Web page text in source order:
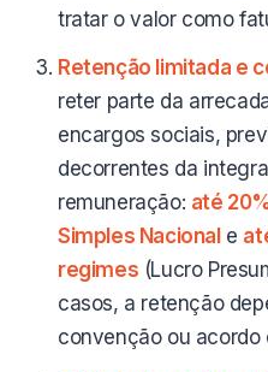
tratar o valor como
Retenção limitada e
reter parte da
encargos sociais,
decorrentes da
remuneração: até
Simples Nacional e
regimes (Lucro
casos, a retenção
convenção ou acordo